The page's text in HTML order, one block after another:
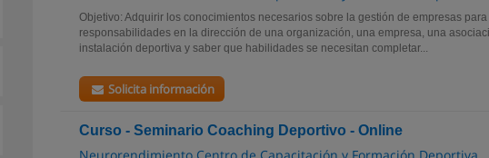
Objetivo: Adquirir los conocimientos necesarios sobre la gestión de empresas
responsabilidades en la dirección de una organización, una empresa, una
instalación deportiva y saber que habilidades se necesitan completar...
Solicita información
Curso - Seminario Coaching Deportivo - Online